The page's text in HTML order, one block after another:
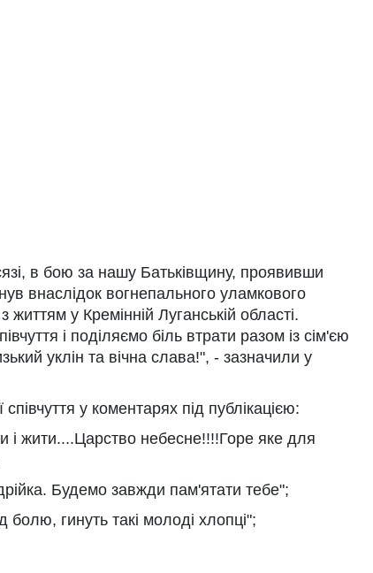
в бою за нашу Батьківщину, проявивши
внаслідок вогнепального уламкового
життям у Кремінній Луганській області.
і поділяємо біль втрати разом із сім'єю
уклін та вічна слава!", - зазначили у
у коментарях під публікацією:
і жити....Царство небесне!!!!Горе яке для
Будемо завжди пам'ятати тебе";
болю, гинуть такі молоді хлопці";